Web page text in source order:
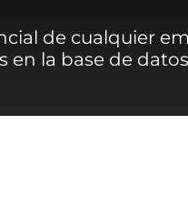
de cualquier
en la base de